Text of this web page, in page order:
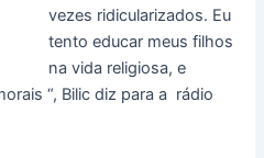
vezes ridicularizados. Eu
tento educar meus filhos
na vida religiosa, e
“, Bilic diz para a rádio